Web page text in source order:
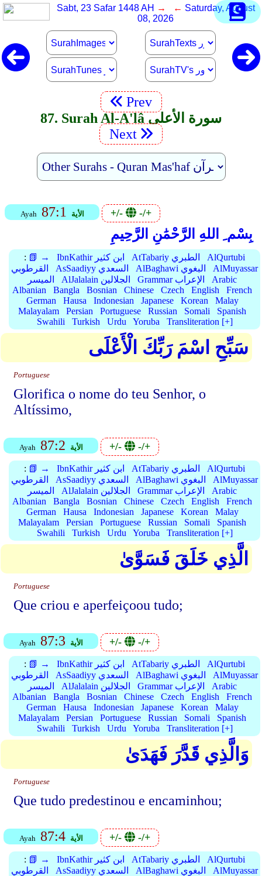
Sabt, 23 Safar 1448 AH → ← Saturday, August
08, 2026
Prev
87. Surah Al-A'lâ سورة الأعلى
Next
Ayah 87:1 الأية +/- -/+
بِسْم ِ اللهِ الرَّحْمَٰنِ الرَّحِيمِ
: 📗 → IbnKathir ابن كثير AtTabariy الطبري
AlQurtubi
القرطوبي
AsSaadiyy السعدي AlBaghawi البغوي
AlMuyassar
الميسر
AlJalalain الجلالين Grammar الإعراب
Arabic
Albanian
Bangla Bosnian Chinese Czech English
French
German
Hausa Indonesian Japanese Korean
Malay
Malayalam
Persian Portuguese Russian Somali
Spanish
Swahili
Turkish Urdu Yoruba Transliteration [+]
سَبِّحِ اسْمَ رَبِّكَ الْأَعْلَى
Portuguese
Glorifica o nome do teu Senhor, o
Altíssimo,
Ayah 87:2 الأية +/- -/+
: 📗 → IbnKathir ابن كثير AtTabariy الطبري
AlQurtubi
القرطوبي
AsSaadiyy السعدي AlBaghawi البغوي
AlMuyassar
الميسر
AlJalalain الجلالين Grammar الإعراب
Arabic
Albanian
Bangla Bosnian Chinese Czech English
French
German
Hausa Indonesian Japanese Korean
Malay
Malayalam
Persian Portuguese Russian Somali
Spanish
Swahili
Turkish Urdu Yoruba Transliteration [+]
الَّذِي خَلَقَ فَسَوَّىٰ
Portuguese
Que criou e aperfeiçoou tudo;
Ayah 87:3 الأية +/- -/+
: 📗 → IbnKathir ابن كثير AtTabariy الطبري
AlQurtubi
القرطوبي
AsSaadiyy السعدي AlBaghawi البغوي
AlMuyassar
الميسر
AlJalalain الجلالين Grammar الإعراب
Arabic
Albanian
Bangla Bosnian Chinese Czech English
French
German
Hausa Indonesian Japanese Korean
Malay
Malayalam
Persian Portuguese Russian Somali
Spanish
Swahili
Turkish Urdu Yoruba Transliteration [+]
وَالَّذِي قَدَّرَ فَهَدَىٰ
Portuguese
Que tudo predestinou e encaminhou;
Ayah 87:4 الأية +/- -/+
: 📗 → IbnKathir ابن كثير AtTabariy الطبري
AlQurtubi
القرطوبي
AsSaadiyy السعدي AlBaghawi البغوي
AlMuyassar